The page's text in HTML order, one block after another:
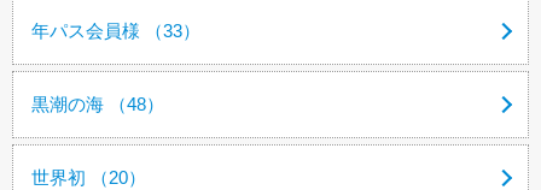
年パス会員様 （33）
黒潮の海 （48）
世界初 （20）